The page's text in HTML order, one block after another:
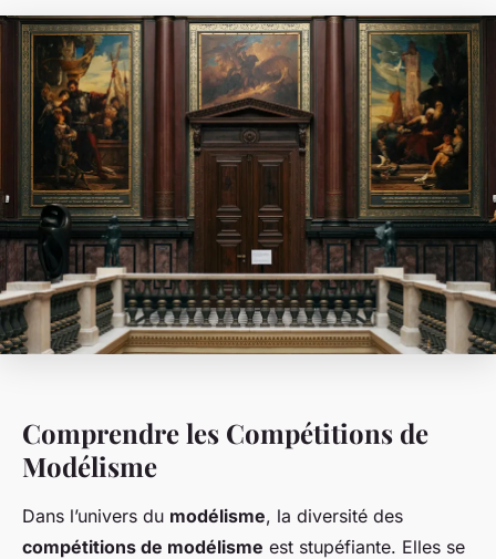
Comprendre les Compétitions de
Modélisme
Dans l’univers du modélisme, la diversité des
compétitions de modélisme est stupéfiante. Elles se